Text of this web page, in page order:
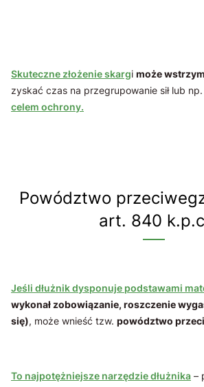
Skuteczne złożenie skargi może
zyskać czas na przegrupowanie sił lub np.
celem ochrony.
Powództwo przeciwegzekucyjne –
art. 840
Jeśli dłużnik dysponuje podstawami
wykonał zobowiązanie, roszczenie
się), może wnieść tzw. powództwo
To najpotężniejsze narzędzie dłużnika –